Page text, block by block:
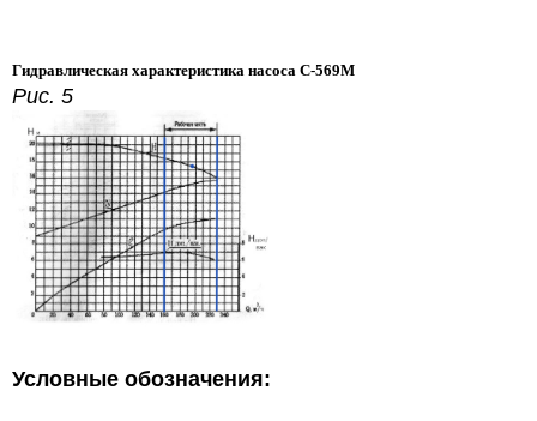
Гидравлическая характеристика насоса С-569М
Рис. 5
Условные обозначения: